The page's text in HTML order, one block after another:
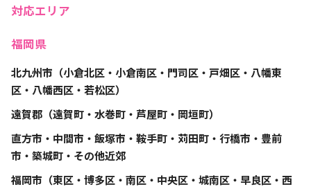
対応エリア
福岡県
北九州市（小倉北区・小倉南区・門司区・戸畑区・八幡東
区・八幡西区・若松区）
遠賀郡（遠賀町・水巻町・芦屋町・岡垣町）
直方市・中間市・飯塚市・鞍手町・苅田町・行橋市・豊前
市・築城町・その他近郊
福岡市（東区・博多区・南区・中央区・城南区・早良区・西